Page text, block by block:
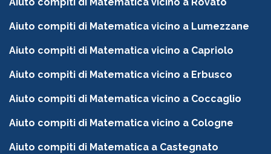
Aiuto compiti di Matematica vicino a Lumezzane
Aiuto compiti di Matematica vicino a Capriolo
Aiuto compiti di Matematica vicino a Erbusco
Aiuto compiti di Matematica vicino a Coccaglio
Aiuto compiti di Matematica vicino a Cologne
Aiuto compiti di Matematica a Castegnato